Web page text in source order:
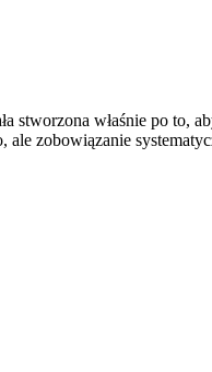
stworzona właśnie po to,
zobowiązanie